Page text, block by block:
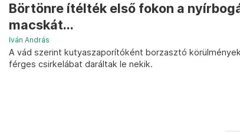
Börtönre ítélték első fokon a
macskát...
Iván András
A vád szerint kutyaszaporítóként borzasztó
férges csirkelábat daráltak le nekik.